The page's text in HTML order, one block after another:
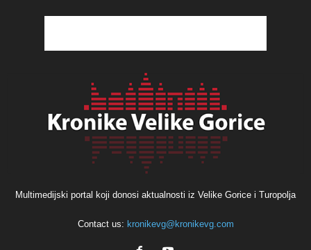
Multimedijski portal koji donosi aktualnosti iz Velike Gorice i Turopolja
Contact us: kronikevg@kronikevg.com